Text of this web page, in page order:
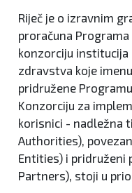
Riječ je o izravnim
proračuna
konzorciju institucija
zdravstva koje
pridružene
Konzorciju za
korisnici - nadležna
Authorities),
Entities) i pridruženi
Partners), stoji u